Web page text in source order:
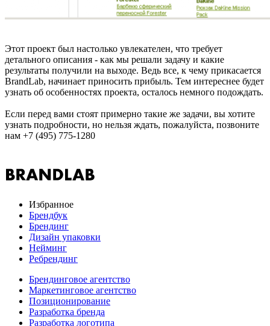
Этот проект был настолько увлекателен, что требует
детального описания - как мы решали задачу и какие
результаты получили на выходе. Ведь все, к чему прикасается
BrandLab, начинает приносить прибыль. Тем интереснее будет
узнать об особенностях проекта, осталось немного подождать.
Если перед вами стоят примерно такие же задачи, вы хотите
узнать подробности, но нельзя ждать, пожалуйста, позвоните
нам +7 (495) 775-1280
Избранное
Брендбук
Брендинг
Дизайн упаковки
Нейминг
Ребрендинг
Брендинговое агентство
Маркетинговое агентство
Позиционирование
Разработка бренда
Разработка логотипа